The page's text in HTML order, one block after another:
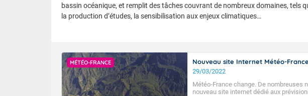
bassin océanique, et remplit des tâches couvrant de nombreux domaines, tels
la production d’études, la sensibilisation aux enjeux climatiques…
MÉTÉO-FRANCE Nouveau site Internet Météo-
29/03/2022
Météo-France change. De nombreuses
nouveau site internet dédié aux